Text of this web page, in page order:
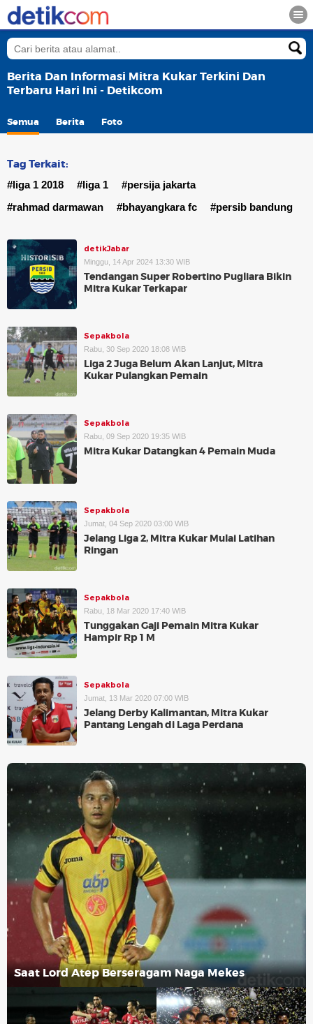
Berita Dan Informasi Mitra Kukar Terkini Dan
Terbaru Hari Ini - Detikcom
Semua Berita Foto
Tag Terkait:
#liga 1 2018 #liga 1
#persija jakarta
#rahmad darmawan
#bhayangkara fc #persib bandung
detikJabar
Minggu, 14 Apr 2024 13:30 WIB
Tendangan Super Robertino Pugliara Bikin
Mitra Kukar Terkapar
Sepakbola
Rabu, 30 Sep 2020 18:08 WIB
Liga 2 Juga Belum Akan Lanjut, Mitra
Kukar Pulangkan Pemain
Sepakbola
Rabu, 09 Sep 2020 19:35 WIB
Mitra Kukar Datangkan 4 Pemain Muda
Sepakbola
Jumat, 04 Sep 2020 03:00 WIB
Jelang Liga 2, Mitra Kukar Mulai Latihan
Ringan
Sepakbola
Rabu, 18 Mar 2020 17:40 WIB
Tunggakan Gaji Pemain Mitra Kukar
Hampir Rp 1 M
Sepakbola
Jumat, 13 Mar 2020 07:00 WIB
Jelang Derby Kalimantan, Mitra Kukar
Pantang Lengah di Laga Perdana
Saat Lord Atep Berseragam Naga Mekes